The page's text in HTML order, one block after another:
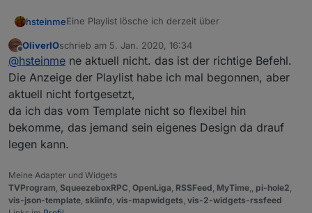
hsteinmeEine Playlist lösche ich derzeit über
Kann es sein, dass ich eine
bessere/schönere/andere/... Möglichkeit übersehen
habe?
Offline
OliverIOschrieb am 5. Jan. 2020, 16:34
zuletzt editiert von
@hsteinme ne aktuell nicht. das ist der richtige Befehl.
Die Anzeige der Playlist habe ich mal begonnen, aber
aktuell nicht fortgesetzt,
da ich das vom Template nicht so flexibel hin
bekomme, das jemand sein eigenes Design da drauf
legen kann.
Meine Adapter und Widgets
TVProgram, SqueezeboxRPC, OpenLiga, RSSFeed, MyTime,, pi-hole2,
vis-json-template, skiinfo, vis-mapwidgets, vis-2-widgets-rssfeed